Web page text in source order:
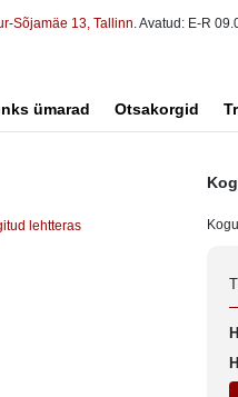
Sõjamäe 13, Tallinn. Avatud: E-R
ümarad Otsakorgid
lehtteras